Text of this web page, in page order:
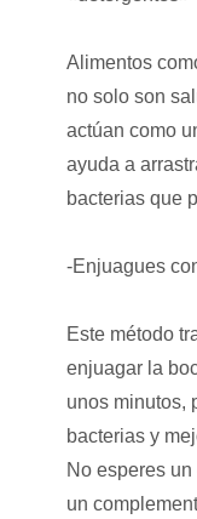
Alimentos
no solo son
actúan como
ayuda a
bacterias que
-Enjuagues
Este método
enjuagar la
unos minutos,
bacterias y
No esperes
un